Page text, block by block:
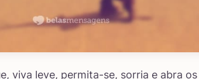
viva leve, permita-se, sorria e abra